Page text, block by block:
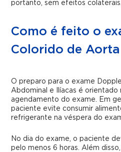
portanto, sem efeitos colaterais.
Como é feito o
Colorido de Aorta
O preparo para o exame
Abdominal e Ilíacas é
agendamento do exame. Em
paciente evite consumir
refrigerante na véspera do
No dia do exame, o paciente
pelo menos 6 horas. Além